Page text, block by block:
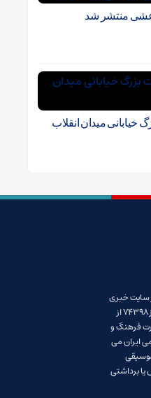
منتشر شد
میدان انقلاب
سایت خبری
و تحلیلی موسیقی ایرانیان (با شماره مجوز 74398 از
فرهنگ و
ایران می
برداشتی